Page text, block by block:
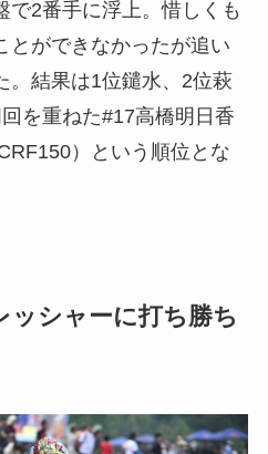
で2番手に浮上。惜しくも
とができなかったが追い
。結果は1位鑓水、2位萩
を重ねた#17高橋明日香
）という順位とな
シャーに打ち勝ち